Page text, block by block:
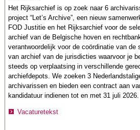
Het Rijksarchief is op zoek naar 6
project “Let’s Archive”, een nieuw
FOD Justitie en het Rijksarchief voor de
archief van de Belgische hoven en
verantwoordelijk voor de coördinatie van de
van archief van de jurisdicties waarvoor je
steeds op verplaatsing in verschillende
archiefdepots. We zoeken 3
archivarissen en bieden een contract aan
kandidatuur indienen tot en met 31 juli 2026.
Vacaturetekst